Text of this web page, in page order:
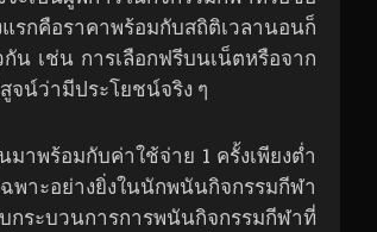
กคือราคาพร้อมกับสถิติเวลานอนก็
น เช่น การเลือกฟรีบนเน็ตหรือจาก
จน์ว่ามีประโยชน์จริง ๆ
พร้อมกับค่าใช้จ่าย 1 ครั้งเพียงต่ำ
พาะอย่างยิ่งในนักพนันกิจกรรมกีฬา
ะบวนการการพนันกิจกรรมกีฬาที่